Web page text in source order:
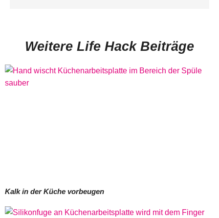
Weitere Life Hack Beiträge
Kalk in der Küche vorbeugen